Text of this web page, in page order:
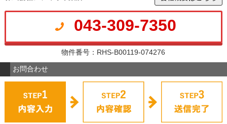
043-309-7350
物件番号：RHS-B00119-074276
お問合わせ